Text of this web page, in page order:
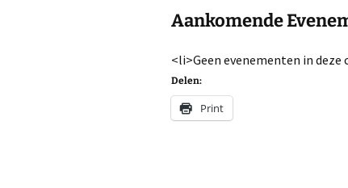
Aankomende
<li>Geen evenementen in
Delen:
Print